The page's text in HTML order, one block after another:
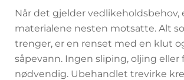
Når det gjelder vedlikeholdsbehov,
materialene nesten motsatte. Alt
trenger, er en renset med en klut
såpevann. Ingen sliping, oljing eller
nødvendig. Ubehandlet trevirke